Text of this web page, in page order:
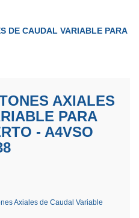
DE CAUDAL VARIABLE PARA
AXIALES
PARA
- A4VSO
Axiales de Caudal Variable